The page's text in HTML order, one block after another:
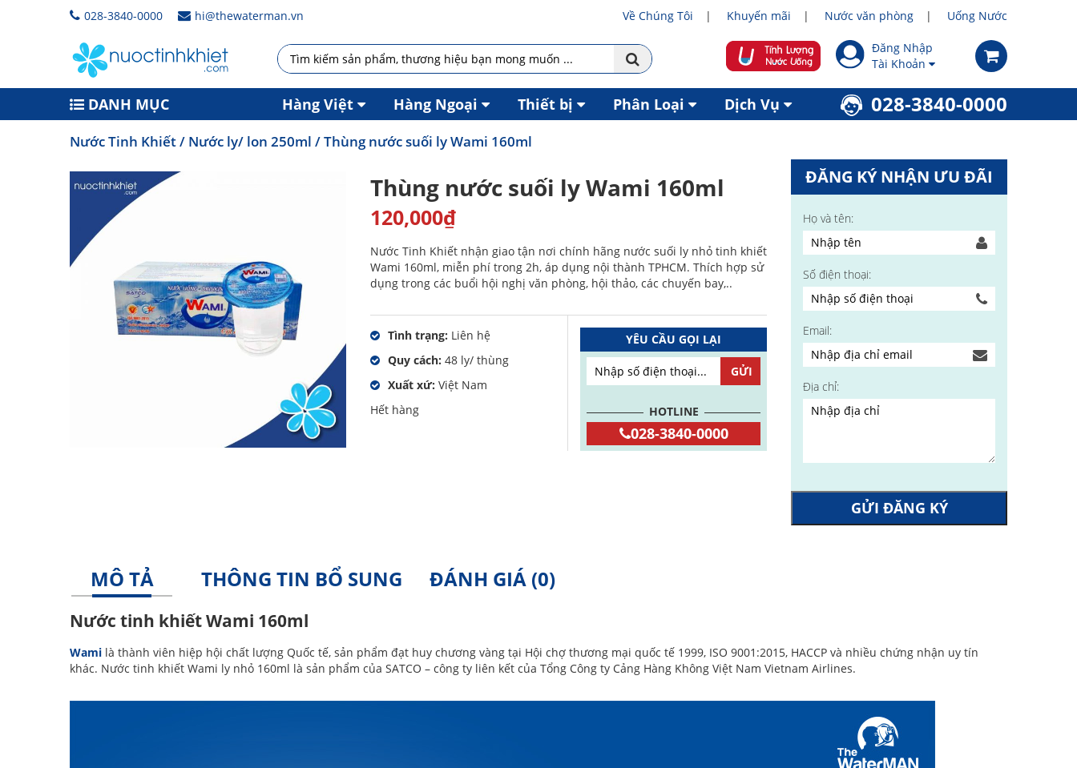
028-3840-0000 hi@thewaterman.vn Về Chúng Tôi Khuyến mãi Nước văn phòng Uống Nước
Đăng Nhập
Tài Khoản
DANH MỤC Hàng Việt Hàng Ngoại Thiết bị Phân Loại Dịch Vụ 028-3840-0000
Nước Tinh Khiết/ Nước ly/ lon 250ml / Thùng nước suối ly Wami 160ml
Thùng nước suối ly Wami 160ml
120,000₫
Nước Tinh Khiết nhận giao tận nơi chính hãng nước suối ly nhỏ tinh khiết
Wami 160ml, miễn phí trong 2h, áp dụng nội thành TPHCM. Thích hợp sử
dụng trong các buổi hội nghị văn phòng, hội thảo, các chuyến bay,..
Tình trạng: Liên hệ
Quy cách: 48 ly/ thùng
Xuất xứ: Việt Nam
Hết hàng
YÊU CẦU GỌI LẠI
HOTLINE
028-3840-0000
ĐĂNG KÝ NHẬN ƯU ĐÃI
Họ và tên:
Số điện thoại:
Email:
Địa chỉ:
GỬI ĐĂNG KÝ
MÔ TẢ THÔNG TIN BỔ SUNG ĐÁNH GIÁ (0)
Nước tinh khiết Wami 160ml
Wami là thành viên hiệp hội chất lượng Quốc tế, sản phẩm đạt huy chương vàng tại Hội chợ thương mại quốc tế 1999, ISO 9001:2015, HACCP và nhiều chứng nhận uy tín
khác. Nước tinh khiết Wami ly nhỏ 160ml là sản phẩm của SATCO – công ty liên kết của Tổng Công ty Cảng Hàng Không Việt Nam Vietnam Airlines.